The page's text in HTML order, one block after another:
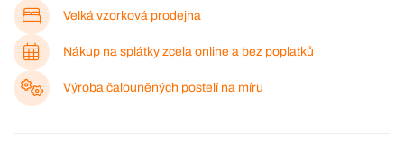
Velká vzorková prodejna
Nákup na splátky zcela online a bez poplatků
Výroba čalouněných postelí na míru